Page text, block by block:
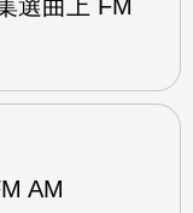
選曲上 FM
AM